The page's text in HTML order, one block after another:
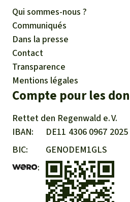
Qui sommes-nous ?
Communiqués
Dans la presse
Contact
Transparence
Mentions légales
Compte pour les
Rettet den Regenwald e. V.
IBAN
DE11 4306 0967 2025
BIC
GENODEM1GLS